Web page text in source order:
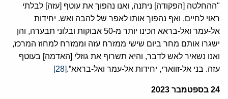
"ההחלטה [הפקודה] ניתנה, ואנו נהפוך את עוטף [עזה] לבלתי
ראוי לחיים, ואף נהפוך אותו לאפר של להבה ואש. יחידות
אל-עמר ואל-בראא הכינו יותר מ-50 אבוקות ובלוני תבערה, והן
ישגרו אותם מחר ביום שישי ממזרח עזה וממזרח למחוז המרכז,
ואנו נשאיר לאש לדבר, והיא תשרוף את גוזלי [האדמה] בעוטף
עזה. בני אל-זווארי, יחידות אל-עמר ואל-בראא”.[28]
24 בספטמבר 2023